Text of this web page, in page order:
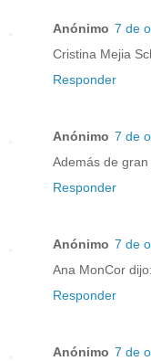
Anónimo 7 de
Cristina Mejia
Responder
Anónimo 7 de
Además de
Responder
Anónimo 7 de
Ana MonCor
Responder
Anónimo 7 de